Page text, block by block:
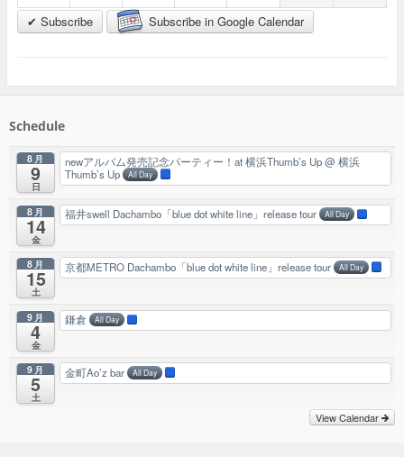
✔ Subscribe Subscribe in Google Calendar
Schedule
8月
9
日
newアルバム発売記念パーティー！at 横浜Thumb’s Up@ 横浜
Thumb’s Up
All Day
8月
14
金
福井swell Dachambo「blue dot white line」release tour All Day
8月
15
土
京都METRO Dachambo「blue dot white line」release tour All Day
9月
4
金
鎌倉 All Day
9月
5
土
金町Ao’z bar All Day
View Calendar